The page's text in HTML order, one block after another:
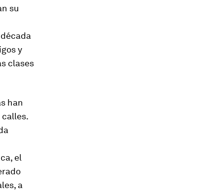
su
y
clases
han
calles.
el
a